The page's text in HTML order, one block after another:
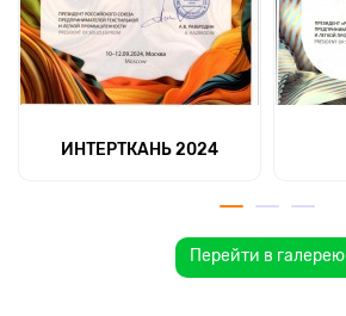
ИНТЕРТКАНЬ 2024
Перейти в галерею